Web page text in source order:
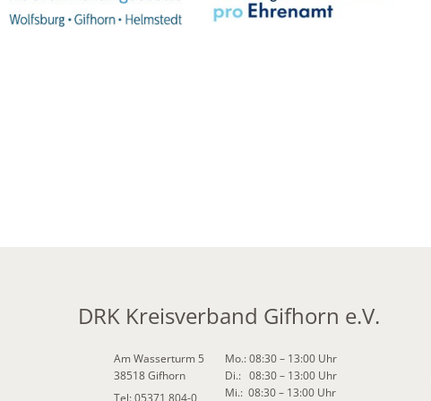
DRK Kreisverband Gifhorn e.V.
Am Wasserturm 5
38518 Gifhorn
Tel: 05371 804-0
Mo.: 08:30 – 13:00 Uhr
Di.: 08:30 – 13:00 Uhr
Mi.: 08:30 – 13:00 Uhr